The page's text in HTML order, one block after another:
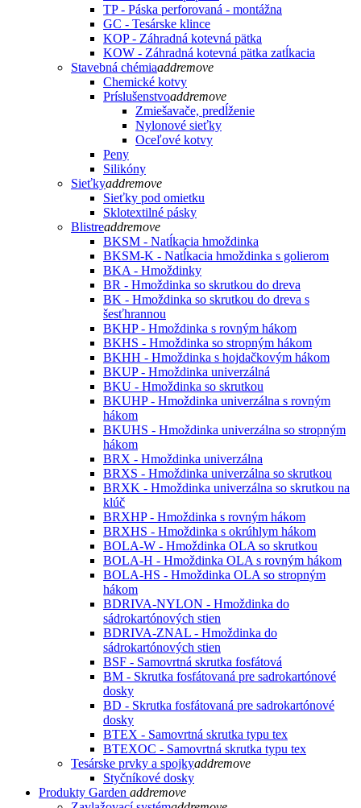
TP - Páska perforovaná - montážna
GC - Tesárske klince
KOP - Záhradná kotevná pätka
KOW - Záhradná kotevná pätka zatĺkacia
Stavebná chémiaaddremove
Chemické kotvy
Príslušenstvoaddremove
Zmiešavače, predĺženie
Nylonové sieťky
Oceľové kotvy
Peny
Silikóny
Sieťkyaddremove
Sieťky pod omietku
Sklotextilné pásky
Blistreaddremove
BKSM - Natĺkacia hmoždinka
BKSM-K - Natĺkacia hmoždinka s golierom
BKA - Hmoždinky
BR - Hmoždinka so skrutkou do dreva
BK - Hmoždinka so skrutkou do dreva s
šesťhrannou
BKHP - Hmoždinka s rovným hákom
BKHS - Hmoždinka so stropným hákom
BKHH - Hmoždinka s hojdačkovým hákom
BKUP - Hmoždinka univerzálná
BKU - Hmoždinka so skrutkou
BKUHP - Hmoždinka univerzálna s rovným
hákom
BKUHS - Hmoždinka univerzálna so stropným
hákom
BRX - Hmoždinka univerzálna
BRXS - Hmoždinka univerzálna so skrutkou
BRXK - Hmoždinka univerzálna so skrutkou na
klúč
BRXHP - Hmoždinka s rovným hákom
BRXHS - Hmoždinka s okrúhlym hákom
BOLA-W - Hmoždinka OLA so skrutkou
BOLA-H - Hmoždinka OLA s rovným hákom
BOLA-HS - Hmoždinka OLA so stropným
hákom
BDRIVA-NYLON - Hmoždinka do
sádrokartónových stien
BDRIVA-ZNAL - Hmoždinka do
sádrokartónových stien
BSF - Samovrtná skrutka fosfátová
BM - Skrutka fosfátovaná pre sadrokartónové
dosky
BD - Skrutka fosfátovaná pre sadrokartónové
dosky
BTEX - Samovrtná skrutka typu tex
BTEXOC - Samovrtná skrutka typu tex
Tesárske prvky a spojkyaddremove
Styčníkové dosky
Produkty Garden addremove